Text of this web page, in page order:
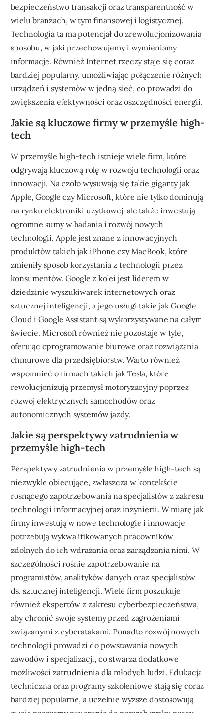
bezpieczeństwo transakcji oraz transparentność w
wielu branżach, w tym finansowej i logistycznej.
Technologia ta ma potencjał do zrewolucjonizowania
sposobu, w jaki przechowujemy i wymieniamy
informacje. Również Internet rzeczy staje się coraz
bardziej popularny, umożliwiając połączenie różnych
urządzeń i systemów w jedną sieć, co prowadzi do
zwiększenia efektywności oraz oszczędności energii.
Jakie są kluczowe firmy w przemyśle high-
tech
W przemyśle high-tech istnieje wiele firm, które
odgrywają kluczową rolę w rozwoju technologii oraz
innowacji. Na czoło wysuwają się takie giganty jak
Apple, Google czy Microsoft, które nie tylko dominują
na rynku elektroniki użytkowej, ale także inwestują
ogromne sumy w badania i rozwój nowych
technologii. Apple jest znane z innowacyjnych
produktów takich jak iPhone czy MacBook, które
zmieniły sposób korzystania z technologii przez
konsumentów. Google z kolei jest liderem w
dziedzinie wyszukiwarek internetowych oraz
sztucznej inteligencji, a jego usługi takie jak Google
Cloud i Google Assistant są wykorzystywane na całym
świecie. Microsoft również nie pozostaje w tyle,
oferując oprogramowanie biurowe oraz rozwiązania
chmurowe dla przedsiębiorstw. Warto również
wspomnieć o firmach takich jak Tesla, które
rewolucjonizują przemysł motoryzacyjny poprzez
rozwój elektrycznych samochodów oraz
autonomicznych systemów jazdy.
Jakie są perspektywy zatrudnienia w
przemyśle high-tech
Perspektywy zatrudnienia w przemyśle high-tech są
niezwykle obiecujące, zwłaszcza w kontekście
rosnącego zapotrzebowania na specjalistów z zakresu
technologii informacyjnej oraz inżynierii. W miarę jak
firmy inwestują w nowe technologie i innowacje,
potrzebują wykwalifikowanych pracowników
zdolnych do ich wdrażania oraz zarządzania nimi. W
szczególności rośnie zapotrzebowanie na
programistów, analityków danych oraz specjalistów
ds. sztucznej inteligencji. Wiele firm poszukuje
również ekspertów z zakresu cyberbezpieczeństwa,
aby chronić swoje systemy przed zagrożeniami
związanymi z cyberatakami. Ponadto rozwój nowych
technologii prowadzi do powstawania nowych
zawodów i specjalizacji, co stwarza dodatkowe
możliwości zatrudnienia dla młodych ludzi. Edukacja
techniczna oraz programy szkoleniowe stają się coraz
bardziej popularne, a uczelnie wyższe dostosowują